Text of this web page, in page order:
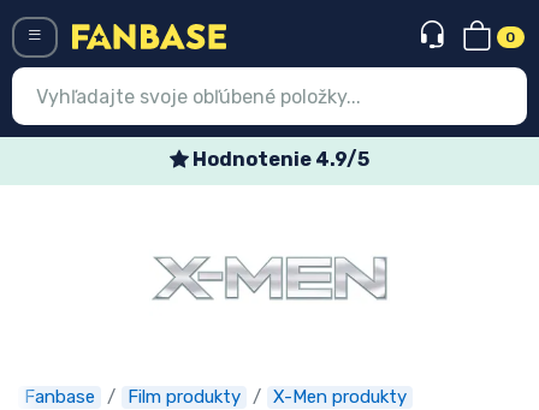
0
Hodnotenie 4.9/5
Fanbase Film produkty X-Men produkty
Expresná preprava